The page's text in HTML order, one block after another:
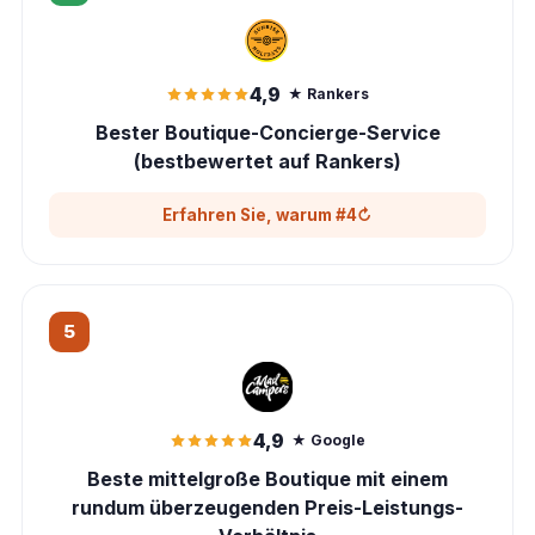
mit Dieselheizungen; seit 2004 familiengeführt
4,9-Sterne-Bewertung bei Google (über 1.000
Bewertungen), kostenlose Einwegmiete
Auckland↔Christchurch und eine seltene „No Road
Zertifiziert als B Corp und mit Qualmark Gold; jedes
Wohnmobil ist für mehr als 3 Tage netzunabhängig autark
4,9 ★ Rankers
Bester Boutique-Concierge-Service
(bestbewertet auf Rankers)
Erfahren Sie, warum #4↻
Führt die persönlich verifizierte Rankers-Plattform mit 4,9/5
(über 260 Bewertungen) an und bietet eine echte
persönliche Beratung vor Reiseantritt
Neuere, autarke und netzunabhängige Vans mit
Solaranlage, Dieselheizung, unbegrenzten Kilometern
sowie Stühlen, Tisch und Bettwäsche im Lieferumfang
„Sunrise“-Vans mit Premium-Wohnmobilen von McRent und
Star RV; Mindestalter 25 Jahre, daher sind die Fahrzeuge
5
4,9 ★ Google
Beste mittelgroße Boutique mit einem
rundum überzeugenden Preis-Leistungs-